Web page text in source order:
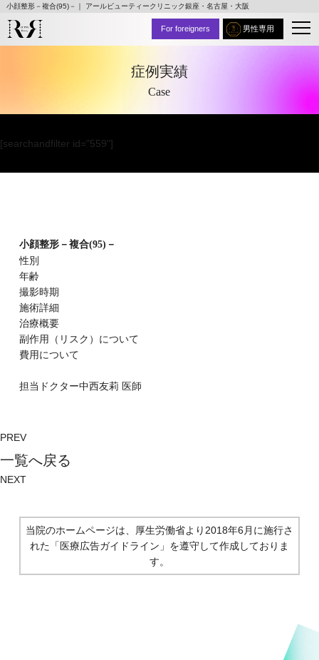
小顔整形－複合(95)－｜ アールビューティークリニック銀座・名古屋・大阪
男性専用
For foreigners
症例実績
Case
[searchandfilter id="559"]
小顔整形－複合(95)－
性別
年齢
撮影時期
施術詳細
治療概要
副作⽤（リスク）について
費⽤について
担当ドクター中西友莉 医師
PREV
⼀覧へ戻る
NEXT
当院のホームページは、厚生労働省より2018年6月に施行さ
れた 「医療広告ガイドライン」を遵守して作成しておりま
す。